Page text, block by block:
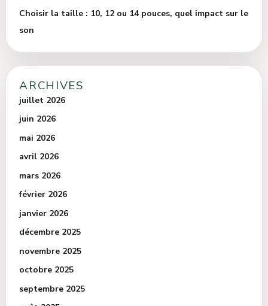
Choisir la taille : 10, 12 ou 14 pouces, quel impact sur le
son
ARCHIVES
juillet 2026
juin 2026
mai 2026
avril 2026
mars 2026
février 2026
janvier 2026
décembre 2025
novembre 2025
octobre 2025
septembre 2025